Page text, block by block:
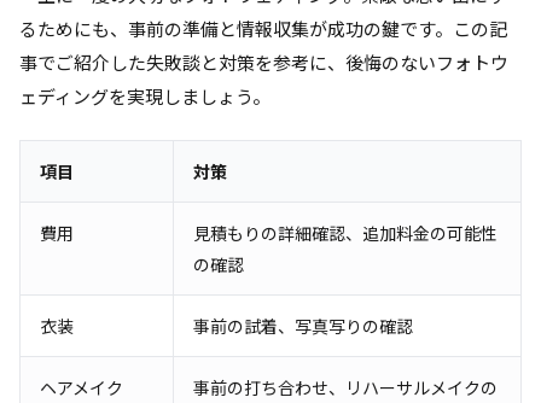
るためにも、事前の準備と情報収集が成功の鍵です。この記
事でご紹介した失敗談と対策を参考に、後悔のないフォトウ
ェディングを実現しましょう。
項目 対策
費用
見積もりの詳細確認、追加料金の可能性
の確認
衣装 事前の試着、写真写りの確認
ヘアメイク
事前の打ち合わせ、リハーサルメイクの